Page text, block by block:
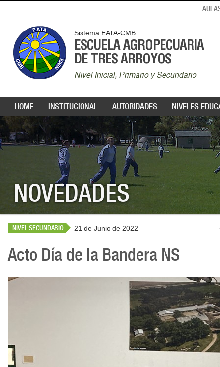
Sistema EATA-CMB
ESCUELA AGROPECUARIA
DE TRES ARROYOS
Nivel Inicial, Primario y Secundario
HOME INSTITUCIONAL AUTORIDADES NIVELES
NOVEDADES
NIVEL SECUNDARIO 21 de Junio de 2022
Acto Día de la Bandera NS